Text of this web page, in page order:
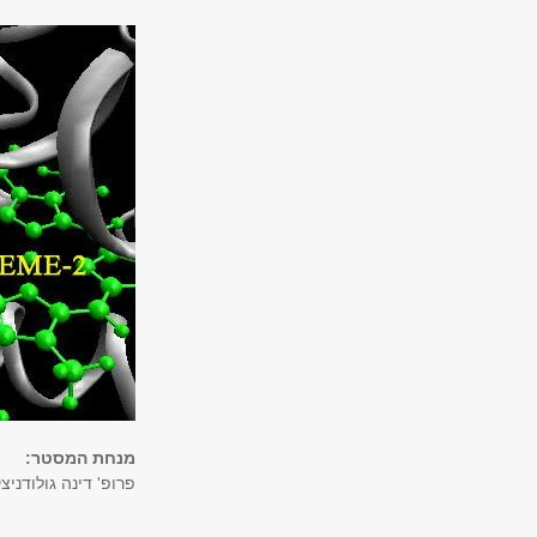
מנחת המסטר:
פרופ' דינה